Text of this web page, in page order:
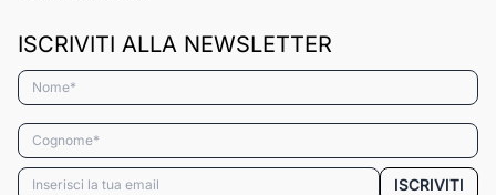
ISCRIVITI ALLA NEWSLETTER
Nome*
Cognome*
Email* ISCRIVITI